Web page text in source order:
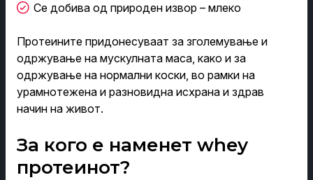
Се добива од природен извор – млеко
Протеините придонесуваат за зголемување и
одржување на мускулната маса, како и за
одржување на нормални коски, во рамки на
урамнотежена и разновидна исхрана и здрав
начин на живот.
За кого е наменет whey
протеинот?